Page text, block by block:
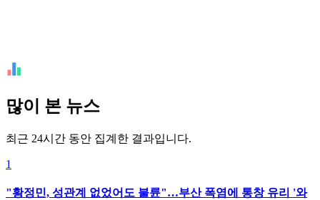
많이 본 뉴스
최근 24시간 동안 집계한 결과입니다.
1
"황정민, 성관계 없었어도 불륜"…부산 폭염에 통창 유리 '와